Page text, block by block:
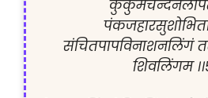
संचितपापविनाशनलिंगं
शिवलिंगम